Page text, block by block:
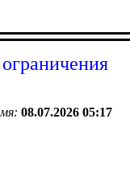
08.07.2026 05:17